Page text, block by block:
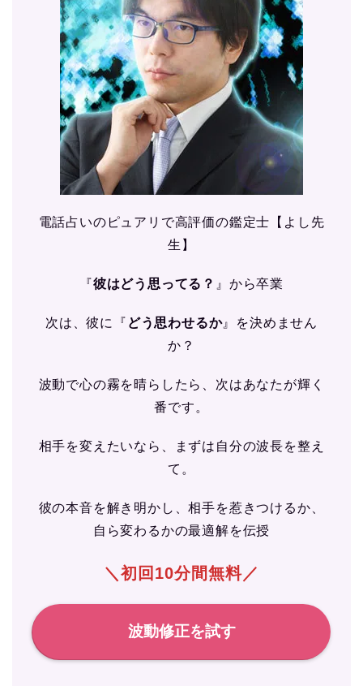
電話占いのピュアリで高評価の鑑定士【よし先
生】
『彼はどう思ってる？ 』から卒業
次は、彼に『 どう思わせるか』を決めません
か？
波動で心の霧を晴らしたら、次はあなたが輝く
番です。
相手を変えたいなら、まずは自分の波長を整え
て。
彼の本音を解き明かし、相手を惹きつけるか、
自ら変わるかの最適解を伝授
＼初回10分間無料／
波動修正を試す